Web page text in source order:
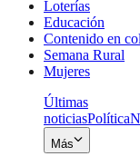
Loterías
Educación
Contenido en
Semana Rural
Mujeres
Últimas
noticiasPolítica
Más